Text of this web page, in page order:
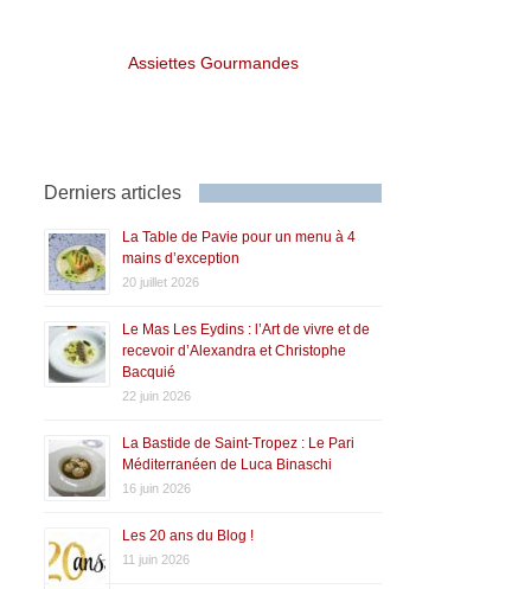
Assiettes Gourmandes
Derniers articles
La Table de Pavie pour un menu à 4
mains d’exception
20 juillet 2026
Le Mas Les Eydins : l’Art de vivre et de
recevoir d’Alexandra et Christophe
Bacquié
22 juin 2026
La Bastide de Saint-Tropez : Le Pari
Méditerranéen de Luca Binaschi
16 juin 2026
Les 20 ans du Blog !
11 juin 2026